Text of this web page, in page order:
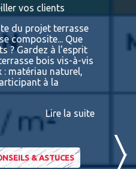
vos clients
du projet terrasse
composite... Que
? Gardez à l'esprit
bois vis-à-vis
: matériau naturel,
à la
Lire la suite
bois
Vous
toutes
IPE
& ASTUCES